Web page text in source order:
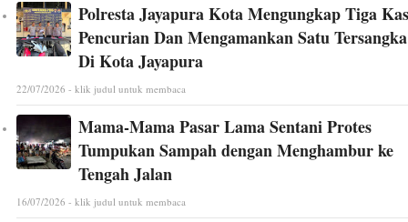
Polresta Jayapura Kota Mengungkap Tiga
Pencurian Dan Mengamankan Satu Tersangka
Di Kota Jayapura
22/07/2026 - klik judul untuk membaca
Mama-Mama Pasar Lama Sentani Protes
Tumpukan Sampah dengan Menghambur ke
Tengah Jalan
16/07/2026 - klik judul untuk membaca